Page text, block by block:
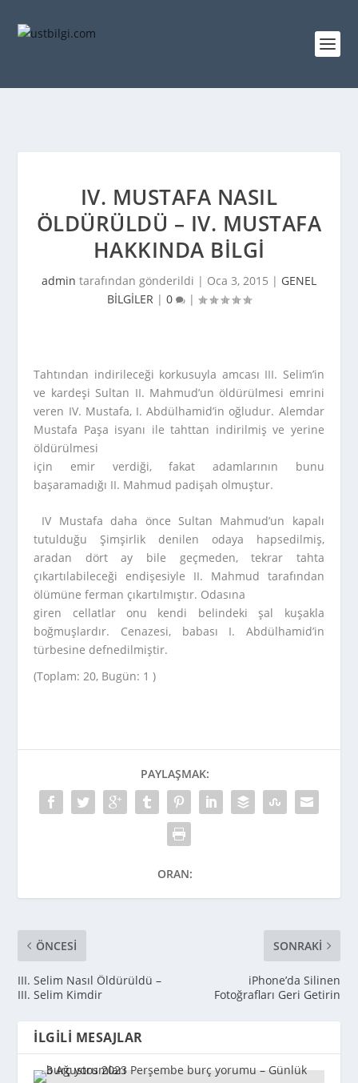
IV. MUSTAFA NASIL
ÖLDÜRÜLDÜ – IV. MUSTAFA
HAKKINDA BILGI
admin tarafından gönderildi | Oca 3, 2015 | GENEL
BİLGİLER | 0 |
Tahtından indirileceği korkusuyla amcası III. Selim’in
ve kardeşi Sultan II. Mahmud’un öldürülmesi emrini
veren IV. Mustafa, I. Abdülhamid’in oğludur. Alemdar
Mustafa Paşa isyanı ile tahttan indirilmiş ve yerine
öldürülmesi
için emir verdiği, fakat adamlarının bunu
başaramadığı II. Mahmud padişah olmuştur.
IV Mustafa daha önce Sultan Mahmud’un kapalı
tutulduğu Şimşirlik denilen odaya hapsedilmiş,
aradan dört ay bile geçmeden, tekrar tahta
çıkartılabileceği endişesiyle II. Mahmud tarafından
ölümüne ferman çıkartılmıştır. Odasına
giren cellatlar onu kendi belindeki şal kuşakla
boğmuşlardır. Cenazesi, babası I. Abdülhamid’in
türbesine defnedilmiştir.
(Toplam: 20, Bugün: 1 )
PAYLAŞMAK:
ORAN:
ÖNCESI
III. Selim Nasıl Öldürüldü –
III. Selim Kimdir
SONRAKI
iPhone’da Silinen
Fotoğrafları Geri Getirin
İLGILI MESAJLAR